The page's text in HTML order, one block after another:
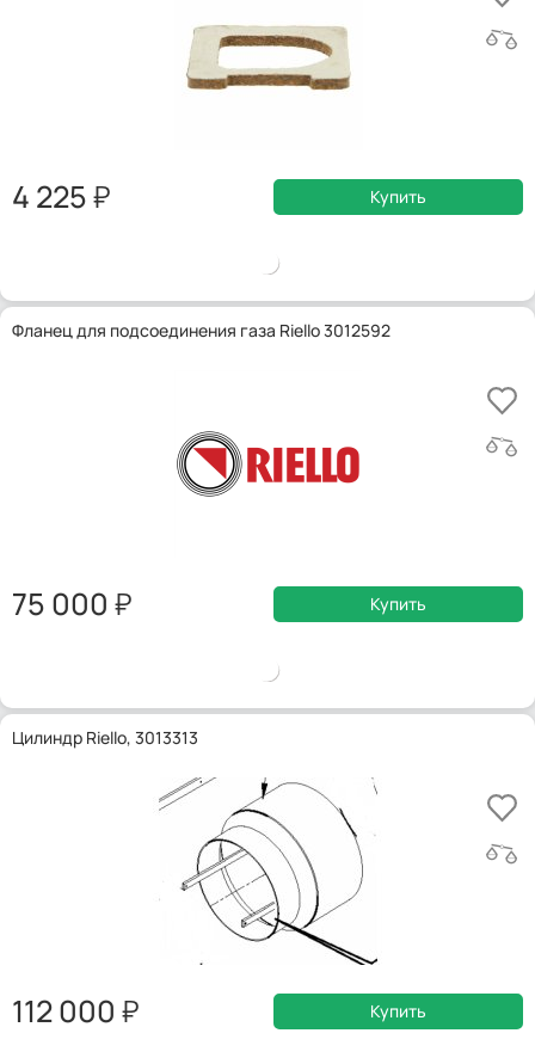
4 225 Купить
Фланец для подсоединения газа Riello 3012592
75 000 Купить
Цилиндр Riello, 3013313
112 000 Купить